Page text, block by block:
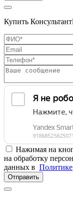
Купить
Нажимая на
на обработку
данных в Политике
Отправить